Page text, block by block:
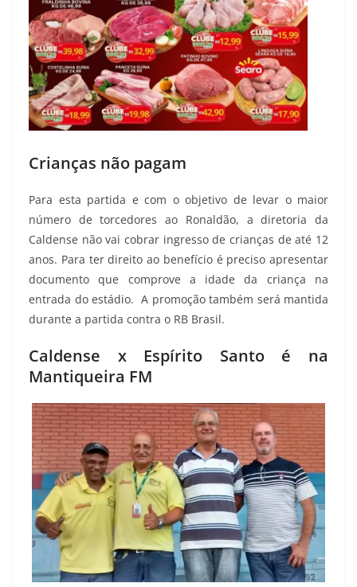
Crianças não pagam
Para esta partida e com o objetivo de levar o maior
número de torcedores ao Ronaldão, a diretoria da
Caldense não vai cobrar ingresso de crianças de até 12
anos. Para ter direito ao benefício é preciso apresentar
documento que comprove a idade da criança na
entrada do estádio. A promoção também será mantida
durante a partida contra o RB Brasil.
Caldense x Espírito Santo é na
Mantiqueira FM